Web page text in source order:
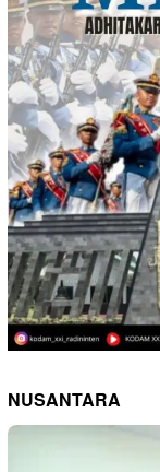
NUSANTARA